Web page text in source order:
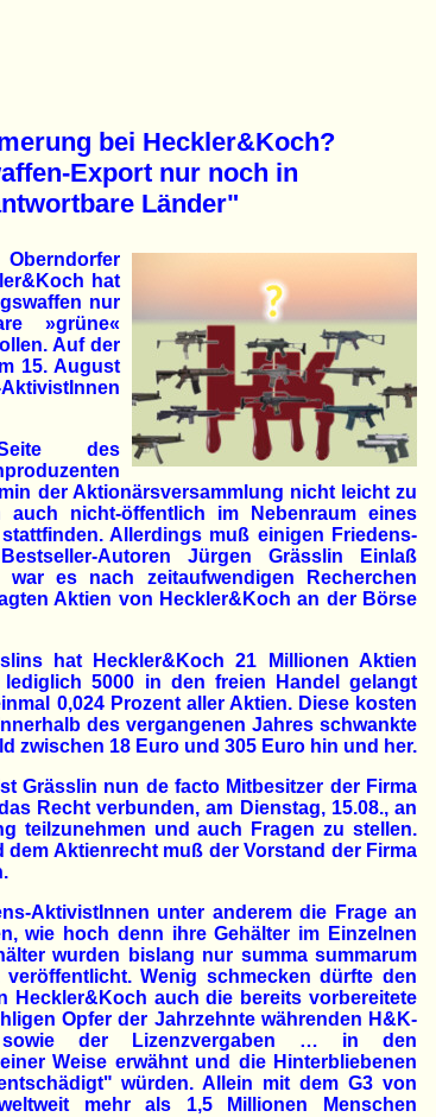
bei Heckler&Koch?
Export nur noch in
Länder"
hat
nur
»grüne«
Auf der
15. August
des
der Aktionärsversammlung nicht leicht zu
nicht-öffentlich im Nebenraum eines
Allerdings muß einigen Friedens-
Autoren Jürgen Grässlin Einlaß
war es nach zeitaufwendigen Recherchen
Aktien von Heckler&Koch an der Börse
hat Heckler&Koch 21 Millionen Aktien
5000 in den freien Handel gelangt
0,024 Prozent aller Aktien. Diese kosten
des vergangenen Jahres schwankte
zwischen 18 Euro und 305 Euro hin und her.
Grässlin nun de facto Mitbesitzer der Firma
Recht verbunden, am Dienstag, 15.08., an
teilzunehmen und auch Fragen zu stellen.
dem Aktienrecht muß der Vorstand der Firma
AktivistInnen unter anderem die Frage an
wie hoch denn ihre Gehälter im Einzelnen
wurden bislang nur summa summarum
Wenig schmecken dürfte den
Heckler&Koch auch die bereits vorbereitete
Opfer der Jahrzehnte währenden H&K-
sowie der Lizenzvergaben … in den
Weise erwähnt und die Hinterbliebenen
würden. Allein mit dem G3 von
mehr als 1,5 Millionen Menschen